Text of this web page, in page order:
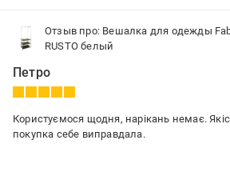
Отзыв про: Вешалка для одежды
RUSTO белый
Петро
Користуємося щодня, нарікань немає.
покупка себе виправдала.